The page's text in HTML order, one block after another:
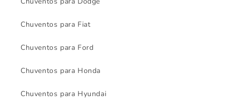
Chuventos para Fiat
Chuventos para Ford
Chuventos para Honda
Chuventos para Hyundai